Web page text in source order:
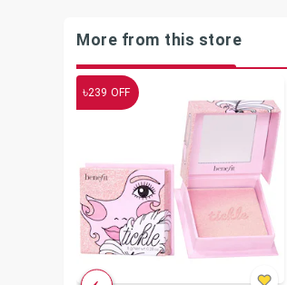
More from this store
৳239 OFF